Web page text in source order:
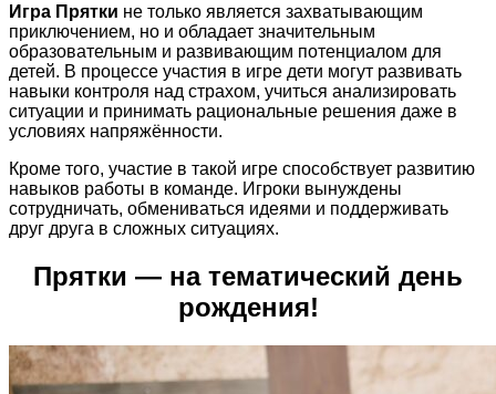
Игра Прятки не только является захватывающим
приключением, но и обладает значительным
образовательным и развивающим потенциалом для
детей. В процессе участия в игре дети могут развивать
навыки контроля над страхом, учиться анализировать
ситуации и принимать рациональные решения даже в
условиях напряжённости.
Кроме того, участие в такой игре способствует развитию
навыков работы в команде. Игроки вынуждены
сотрудничать, обмениваться идеями и поддерживать
друг друга в сложных ситуациях.
Прятки — на тематический день
рождения!